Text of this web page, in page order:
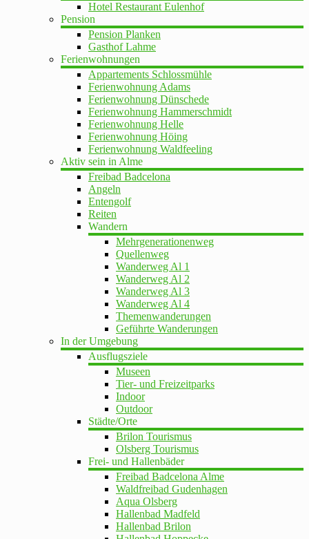
Hotel Restaurant Eulenhof
Pension
Pension Planken
Gasthof Lahme
Ferienwohnungen
Appartements Schlossmühle
Ferienwohnung Adams
Ferienwohnung Dünschede
Ferienwohnung Hammerschmidt
Ferienwohnung Helle
Ferienwohnung Höing
Ferienwohnung Waldfeeling
Aktiv sein in Alme
Freibad Badcelona
Angeln
Entengolf
Reiten
Wandern
Mehrgenerationenweg
Quellenweg
Wanderweg Al 1
Wanderweg Al 2
Wanderweg Al 3
Wanderweg Al 4
Themenwanderungen
Geführte Wanderungen
In der Umgebung
Ausflugsziele
Museen
Tier- und Freizeitparks
Indoor
Outdoor
Städte/Orte
Brilon Tourismus
Olsberg Tourismus
Frei- und Hallenbäder
Freibad Badcelona Alme
Waldfreibad Gudenhagen
Aqua Olsberg
Hallenbad Madfeld
Hallenbad Brilon